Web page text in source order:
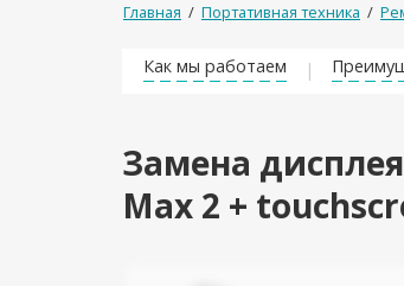
Главная / Портативная техника /
Как мы работаем
Замена
Max 2 +